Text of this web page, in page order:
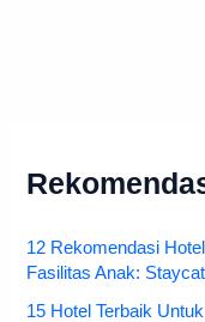
12 Rekomendasi
Fasilitas Anak:
15 Hotel Terbaik